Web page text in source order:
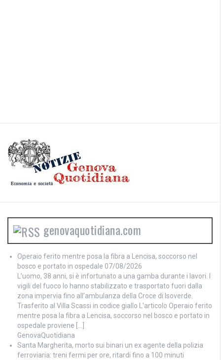
genovaquotidiana.com
Operaio ferito mentre posa la fibra a Lencisa, soccorso nel
bosco e portato in ospedale 07/08/2026
L’uomo, 38 anni, si è infortunato a una gamba durante i lavori. I
vigili del fuoco lo hanno stabilizzato e trasportato fuori dalla
zona impervia fino all’ambulanza della Croce di Isoverde.
Trasferito al Villa Scassi in codice giallo L'articolo Operaio ferito
mentre posa la fibra a Lencisa, soccorso nel bosco e portato in
ospedale proviene […]
GenovaQuotidiana
Santa Margherita, morto sui binari un ex agente della polizia
ferroviaria: treni fermi per ore, ritardi fino a 100 minuti